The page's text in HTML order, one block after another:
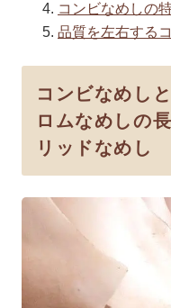
コンビなめしの
品質を左右する
コンビなめし
ロムなめしの
リッドなめし